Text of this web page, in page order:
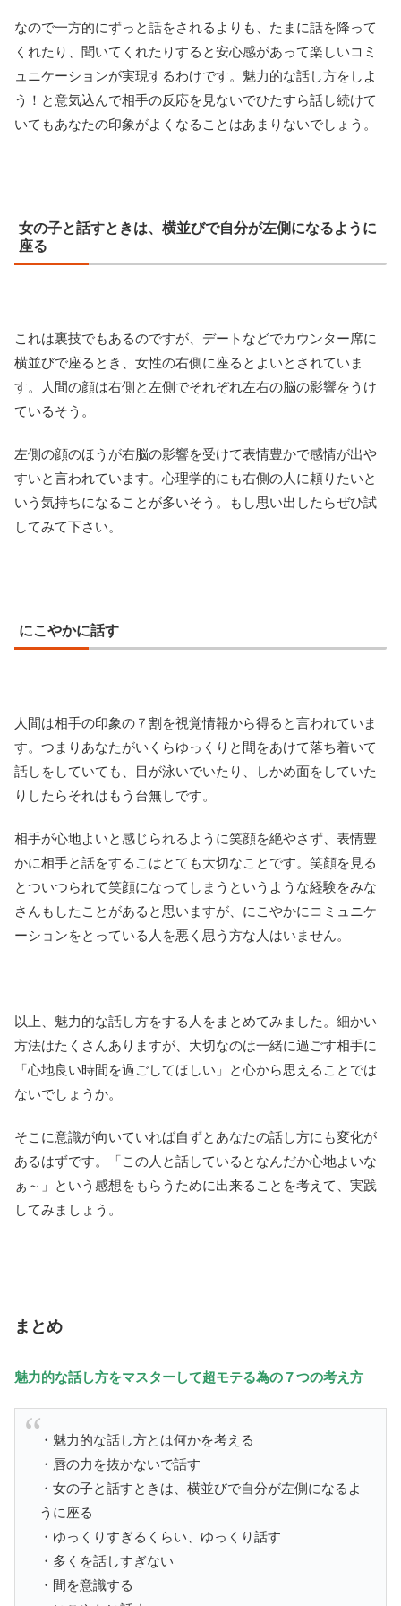
なので一方的にずっと話をされるよりも、たまに話を降って
くれたり、聞いてくれたりすると安心感があって楽しいコミ
ュニケーションが実現するわけです。魅力的な話し方をしよ
う！と意気込んで相手の反応を見ないでひたすら話し続けて
いてもあなたの印象がよくなることはあまりないでしょう。
女の子と話すときは、横並びで自分が左側になるように
座る
これは裏技でもあるのですが、デートなどでカウンター席に
横並びで座るとき、女性の右側に座るとよいとされていま
す。人間の顔は右側と左側でそれぞれ左右の脳の影響をうけ
ているそう。
左側の顔のほうが右脳の影響を受けて表情豊かで感情が出や
すいと言われています。心理学的にも右側の人に頼りたいと
いう気持ちになることが多いそう。もし思い出したらぜひ試
してみて下さい。
にこやかに話す
人間は相手の印象の７割を視覚情報から得ると言われていま
す。つまりあなたがいくらゆっくりと間をあけて落ち着いて
話しをしていても、目が泳いでいたり、しかめ面をしていた
りしたらそれはもう台無しです。
相手が心地よいと感じられるように笑顔を絶やさず、表情豊
かに相手と話をするこはとても大切なことです。笑顔を見る
とついつられて笑顔になってしまうというような経験をみな
さんもしたことがあると思いますが、にこやかにコミュニケ
ーションをとっている人を悪く思う方な人はいません。
以上、魅力的な話し方をする人をまとめてみました。細かい
方法はたくさんありますが、大切なのは一緒に過ごす相手に
「心地良い時間を過ごしてほしい」と心から思えることでは
ないでしょうか。
そこに意識が向いていれば自ずとあなたの話し方にも変化が
あるはずです。「この人と話しているとなんだか心地よいな
ぁ～」という感想をもらうために出来ることを考えて、実践
してみましょう。
まとめ
魅力的な話し方をマスターして超モテる為の７つの考え方
・魅力的な話し方とは何かを考える
・唇の力を抜かないで話す
・女の子と話すときは、横並びで自分が左側になるよ
うに座る
・ゆっくりすぎるくらい、ゆっくり話す
・多くを話しすぎない
・間を意識する